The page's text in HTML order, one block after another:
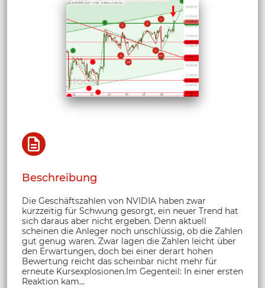
Beschreibung
Die Geschäftszahlen von NVIDIA haben zwar
kurzzeitig für Schwung gesorgt, ein neuer Trend hat
sich daraus aber nicht ergeben. Denn aktuell
scheinen die Anleger noch unschlüssig, ob die Zahlen
gut genug waren. Zwar lagen die Zahlen leicht über
den Erwartungen, doch bei einer derart hohen
Bewertung reicht das scheinbar nicht mehr für
erneute Kursexplosionen.Im Gegenteil: In einer ersten
Reaktion kam...